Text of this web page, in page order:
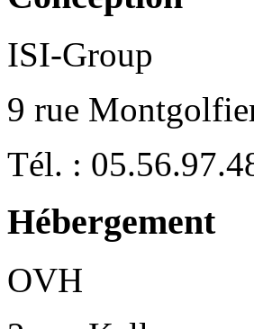
ISI-Group
9 rue
Tél. :
Hébergement
OVH